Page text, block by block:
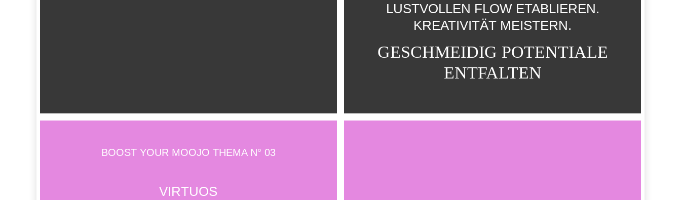
LUSTVOLLEN FLOW ETABLIEREN.
KREATIVITÄT MEISTERN.
GESCHMEIDIG POTENTIALE
ENTFALTEN
BOOST YOUR MOOJO THEMA N° 03
VIRTUOS